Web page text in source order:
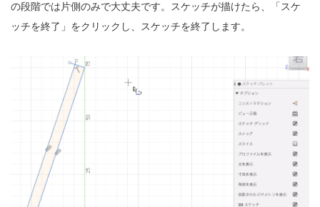
の段階では片側のみで大丈夫です。スケッチが描けたら、「スケ
ッチを終了」をクリックし、スケッチを終了します。